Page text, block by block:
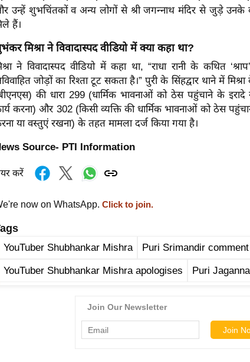
उन्हें शुभचिंतकों व अन्य लोगों से श्री जगन्नाथ मंदिर से जुड़े उनके
हैं।
मिश्रा ने विवादास्पद वीडियो में क्या कहा था?
ने विवादास्पद वीडियो में कहा था, “राधा रानी के कथित
जोड़ों का रिश्ता टूट सकता है।” पुरी के सिंहद्वार थाने में
की धारा 299 (धार्मिक भावनाओं को ठेस पहुंचाने के
करना) और 302 (किसी व्यक्ति की धार्मिक भावनाओं को ठेस
या वस्तुएं रखना) के तहत मामला दर्ज किया गया है।
Source- PTI Information
करें
now on WhatsApp. Click to join.
YouTuber Shubhankar Mishra Puri Srimandir
YouTuber Shubhankar Mishra apologises Puri